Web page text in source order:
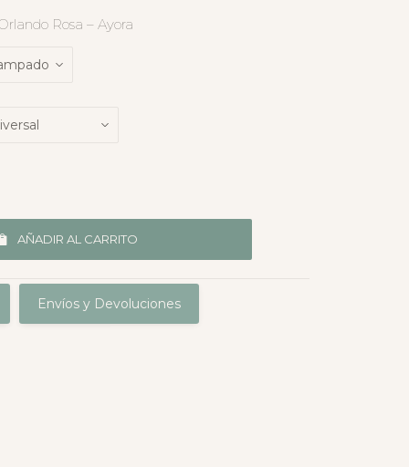
Rosa – Ayora
AÑADIR AL CARRITO
Envíos y Devoluciones